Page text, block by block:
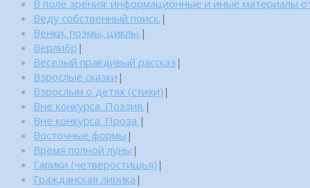
В поле зрения: информационные и иные материалы
Веду собственный поиск. |
Венки, поэмы, циклы. |
Верлибр |
Веселый правдивый рассказ |
Взрослые сказки |
Взрослым о детях (стихи) |
Вне конкурса. Поэзия. |
Вне конкурса. Проза. |
Восточные формы |
Время полной луны |
Гарики (четверостишья) |
Гражданская лирика |